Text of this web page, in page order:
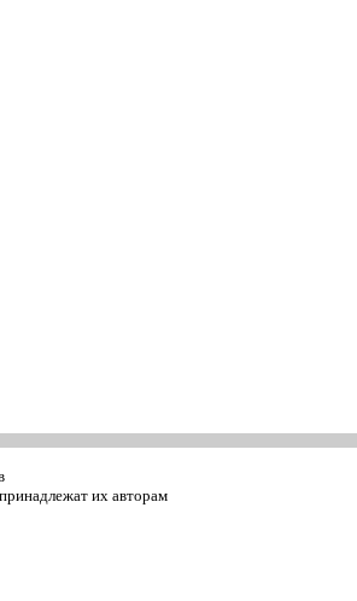
их авторам